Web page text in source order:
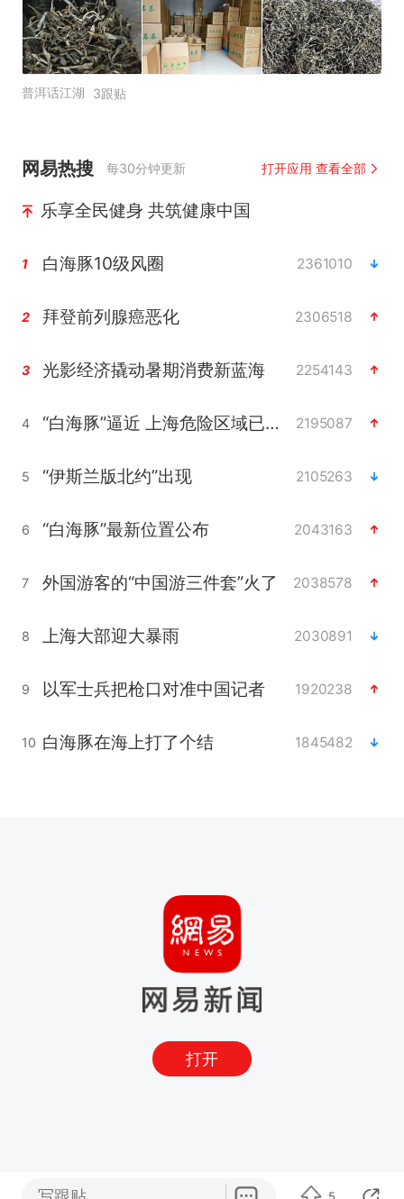
普洱话江湖 3跟贴
网易热搜 每30分钟更新 打开应用 查看全部
乐享全民健身 共筑健康中国
1 白海豚10级风圈 2361010
2 拜登前列腺癌恶化 2306518
3 光影经济撬动暑期消费新蓝海 2254143
4 “白海豚”逼近 上海危险区域已转移3.03万人 2195087
5 “伊斯兰版北约”出现 2105263
6 “白海豚”最新位置公布 2043163
7 外国游客的“中国游三件套”火了 2038578
8 上海大部迎大暴雨 2030891
9 以军士兵把枪口对准中国记者 1920238
10 白海豚在海上打了个结 1845482
打开